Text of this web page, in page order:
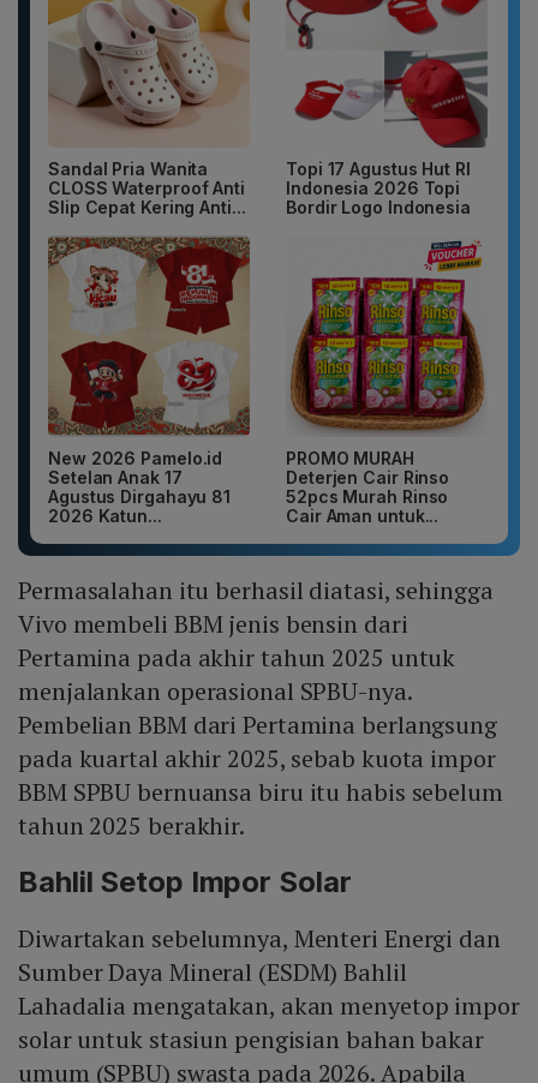
Sandal Pria Wanita
CLOSS Waterproof Anti
Slip Cepat Kering Anti...
Topi 17 Agustus Hut RI
Indonesia 2026 Topi
Bordir Logo Indonesia
New 2026 Pamelo.id
Setelan Anak 17
Agustus Dirgahayu 81
2026 Katun...
PROMO MURAH
Deterjen Cair Rinso
52pcs Murah Rinso
Cair Aman untuk...
Permasalahan itu berhasil diatasi, sehingga
Vivo membeli BBM jenis bensin dari
Pertamina pada akhir tahun 2025 untuk
menjalankan operasional SPBU-nya.
Pembelian BBM dari Pertamina berlangsung
pada kuartal akhir 2025, sebab kuota impor
BBM SPBU bernuansa biru itu habis sebelum
tahun 2025 berakhir.
Bahlil Setop Impor Solar
Diwartakan sebelumnya, Menteri Energi dan
Sumber Daya Mineral (ESDM) Bahlil
Lahadalia mengatakan, akan menyetop impor
solar untuk stasiun pengisian bahan bakar
umum (SPBU) swasta pada 2026. Apabila